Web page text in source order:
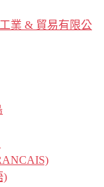
業 & 貿易有限公
)